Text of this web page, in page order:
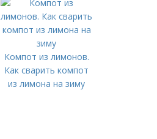
подкормки "по листу"
Компот из лимонов.
Как сварить компот
из лимона на зиму